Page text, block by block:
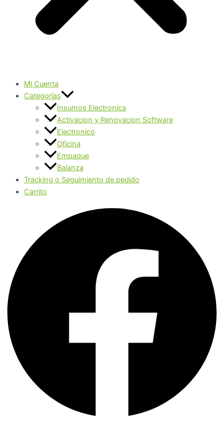
Mi Cuenta
Categorías
Insumos Electronica
Activacion y Renovacion Software
Electronico
Oficina
Empaque
Balanza
Tracking o Seguimiento de pedido
Carrito